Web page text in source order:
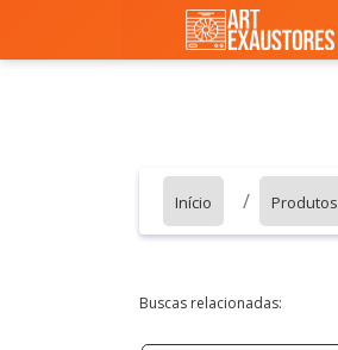
Início Produtos
Buscas relacionadas: